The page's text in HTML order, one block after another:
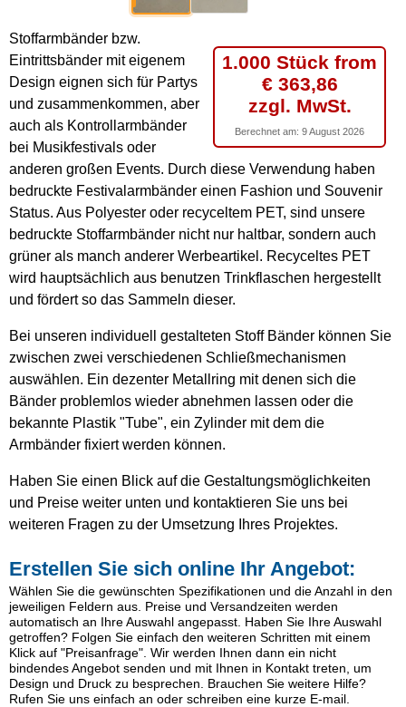
1.000 Stück from
€ 363,86
zzgl. MwSt.
Berechnet am: 9 August 2026
Stoffarmbänder bzw.
Eintrittsbänder mit eigenem
Design eignen sich für Partys
und zusammenkommen, aber
auch als Kontrollarmbänder
bei Musikfestivals oder
anderen großen Events. Durch diese Verwendung haben
bedruckte Festivalarmbänder einen Fashion und Souvenir
Status. Aus Polyester oder recyceltem PET, sind unsere
bedruckte Stoffarmbänder nicht nur haltbar, sondern auch
grüner als manch anderer Werbeartikel. Recyceltes PET
wird hauptsächlich aus benutzen Trinkflaschen hergestellt
und fördert so das Sammeln dieser.
Bei unseren individuell gestalteten Stoff Bänder können Sie
zwischen zwei verschiedenen Schließmechanismen
auswählen. Ein dezenter Metallring mit denen sich die
Bänder problemlos wieder abnehmen lassen oder die
bekannte Plastik "Tube", ein Zylinder mit dem die
Armbänder fixiert werden können.
Haben Sie einen Blick auf die Gestaltungsmöglichkeiten
und Preise weiter unten und kontaktieren Sie uns bei
weiteren Fragen zu der Umsetzung Ihres Projektes.
Erstellen Sie sich online Ihr Angebot:
Wählen Sie die gewünschten Spezifikationen und die Anzahl in den
jeweiligen Feldern aus. Preise und Versandzeiten werden
automatisch an Ihre Auswahl angepasst. Haben Sie Ihre Auswahl
getroffen? Folgen Sie einfach den weiteren Schritten mit einem
Klick auf "Preisanfrage". Wir werden Ihnen dann ein nicht
bindendes Angebot senden und mit Ihnen in Kontakt treten, um
Design und Druck zu besprechen. Brauchen Sie weitere Hilfe?
Rufen Sie uns einfach an oder schreiben eine kurze E-mail.